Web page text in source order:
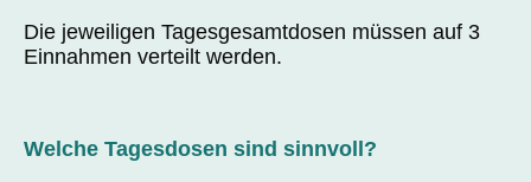
Die jeweiligen Tagesgesamtdosen müssen auf 3
Einnahmen verteilt werden.
Welche Tagesdosen sind sinnvoll?